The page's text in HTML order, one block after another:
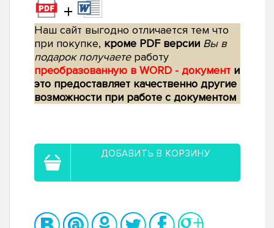
+
Наш сайт выгодно отличается тем что
при покупке, кроме PDF версии Вы в
подарок получаетеработу
преобразованную в WORD - документ и
это предоставляет качественно другие
возможности при работе с документом
ДОБАВИТЬ В КОРЗИНУ